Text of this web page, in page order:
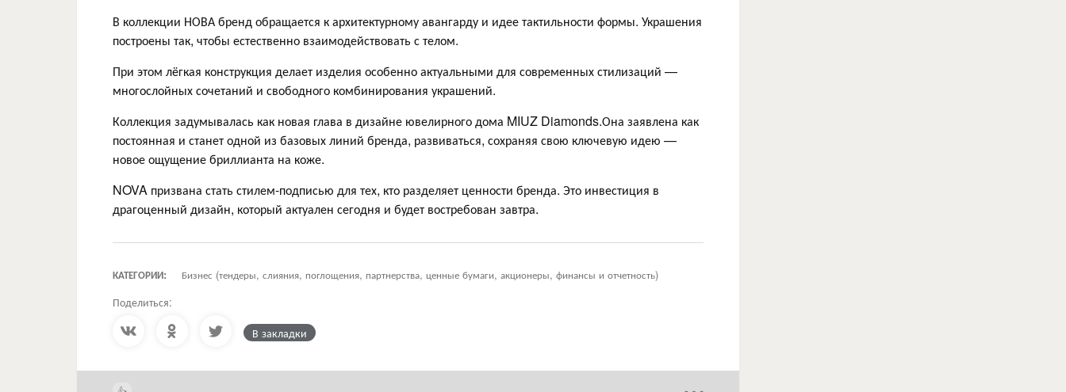
В коллекции НОВА бренд обращается к архитектурному авангарду и идее тактильности формы. Украшения
построены так, чтобы естественно взаимодействовать с телом.
При этом лёгкая конструкция делает изделия особенно актуальными для современных стилизаций —
многослойных сочетаний и свободного комбинирования украшений.
Коллекция задумывалась как новая глава в дизайне ювелирного дома MIUZ Diamonds.Она заявлена как
постоянная и станет одной из базовых линий бренда, развиваться, сохраняя свою ключевую идею —
новое ощущение бриллианта на коже.
NOVA призвана стать стилем-подписью для тех, кто разделяет ценности бренда. Это инвестиция в
драгоценный дизайн, который актуален сегодня и будет востребован завтра.
КАТЕГОРИИ: Бизнес (тендеры, слияния, поглощения, партнерства, ценные бумаги, акционеры, финансы и отчетность)
Поделиться:
В закладки